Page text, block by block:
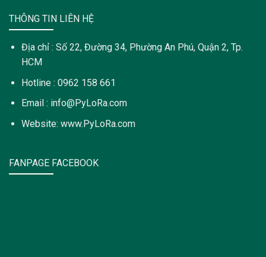
THÔNG TIN LIÊN HỆ
Địa chỉ : Số 22, Đường 34, Phường An Phú, Quận 2, Tp.
HCM
Hotline : 0962 158 661
Email : info@PyLoRa.com
Website: www.PyLoRa.com
FANPAGE FACEBOOK